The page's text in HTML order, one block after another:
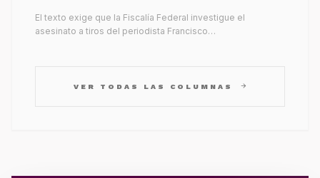
El texto exige que la Fiscalía Federal investigue el
asesinato a tiros del periodista Francisco…
VER TODAS LAS COLUMNAS arrow_forward